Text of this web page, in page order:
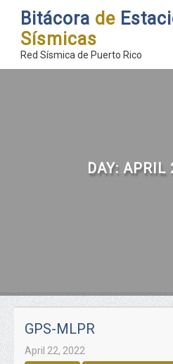
Bitácora de
Sísmicas
Red Sísmica de Puerto Rico
DAY: APRIL
GPS-MLPR
April 22, 2022